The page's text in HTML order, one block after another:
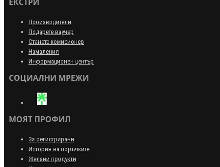
Производители
Подарете ваучер
Станете комисионер
Намаления
Информационен център
СОЦИАЛНИ МРЕЖИ
МОЯТ ПРОФИЛ
За регистрирани
История на поръчките
Желани продукти